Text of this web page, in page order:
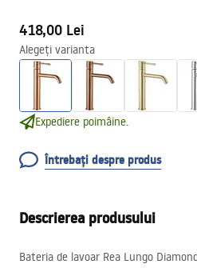
418,00 Lei
Alegeți varianta
Expediere poimâine.
Întrebați despre produs
Descrierea produsului
Bateria de lavoar Rea Lungo